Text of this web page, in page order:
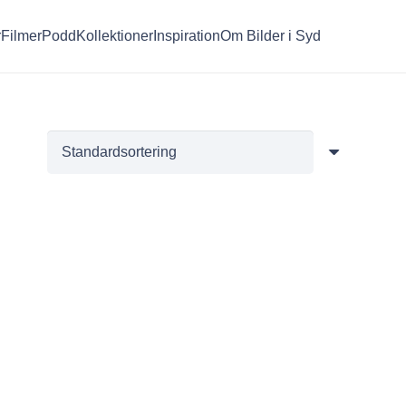
FilmerPodd Kollektioner InspirationOm Bilder i Syd